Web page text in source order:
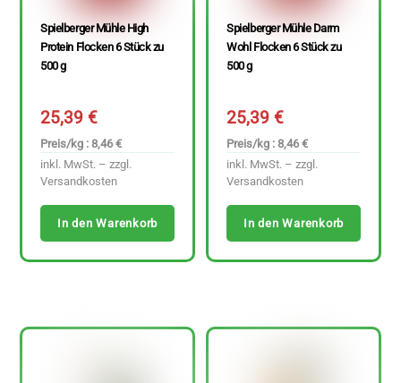
Spielberger Mühle High
Protein Flocken 6 Stück zu
500 g
25,39€
Preis/kg : 8,46 €
inkl. MwSt. – zzgl.
Versandkosten
In den Warenkorb
Spielberger Mühle Darm
Wohl Flocken 6 Stück zu
500 g
25,39€
Preis/kg : 8,46 €
inkl. MwSt. – zzgl.
Versandkosten
In den Warenkorb